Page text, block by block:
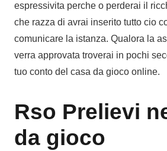
espressivita perche o perderai il
che razza di avrai inserito tutto cio
comunicare la istanza. Qualora la
verra approvata troverai in pochi
tuo conto del casa da gioco online.
Rso Prelievi
da gioco